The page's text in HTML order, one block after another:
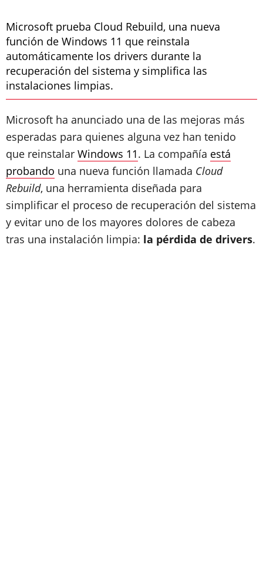
Microsoft prueba Cloud Rebuild, una nueva
función de Windows 11 que reinstala
automáticamente los drivers durante la
recuperación del sistema y simplifica las
instalaciones limpias.
Microsoft ha anunciado una de las mejoras más
esperadas para quienes alguna vez han tenido
que reinstalar Windows 11. La compañía está
probando una nueva función llamada Cloud
Rebuild, una herramienta diseñada para
simplificar el proceso de recuperación del sistema
y evitar uno de los mayores dolores de cabeza
tras una instalación limpia: la pérdida de drivers.